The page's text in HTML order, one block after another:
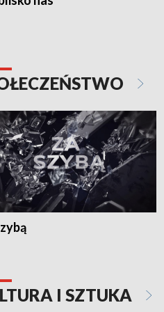
I SZTUKA